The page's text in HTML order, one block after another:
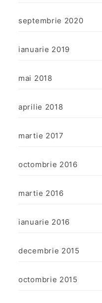
septembrie 2020
ianuarie 2019
mai 2018
aprilie 2018
martie 2017
octombrie 2016
martie 2016
ianuarie 2016
decembrie 2015
octombrie 2015